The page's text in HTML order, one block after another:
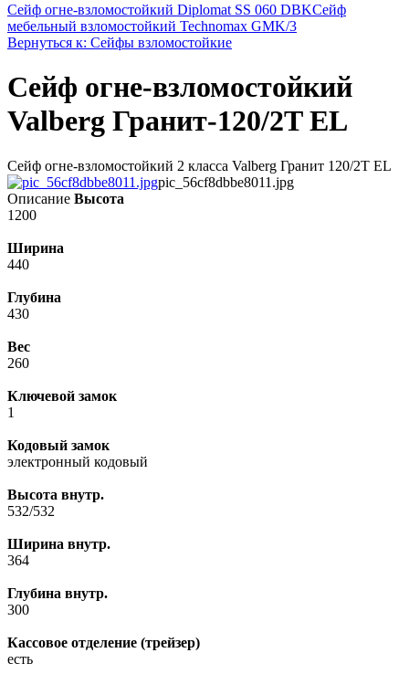
Сейф огне-взломостойкий Diplomat SS 060 DBKСейф
мебельный взломостойкий Technomax GMK/3
Вернуться к: Сейфы взломостойкие
Сейф огне-взломостойкий
Valberg Гранит-120/2T EL
Сейф огне-взломостойкий 2 класса Valberg Гранит 120/2T EL
pic_56cf8dbbe8011.jpg
Описание Высота
1200
Ширина
440
Глубина
430
Вес
260
Ключевой замок
1
Кодовый замок
электронный кодовый
Высота внутр.
532/532
Ширина внутр.
364
Глубина внутр.
300
Кассовое отделение (трейзер)
есть